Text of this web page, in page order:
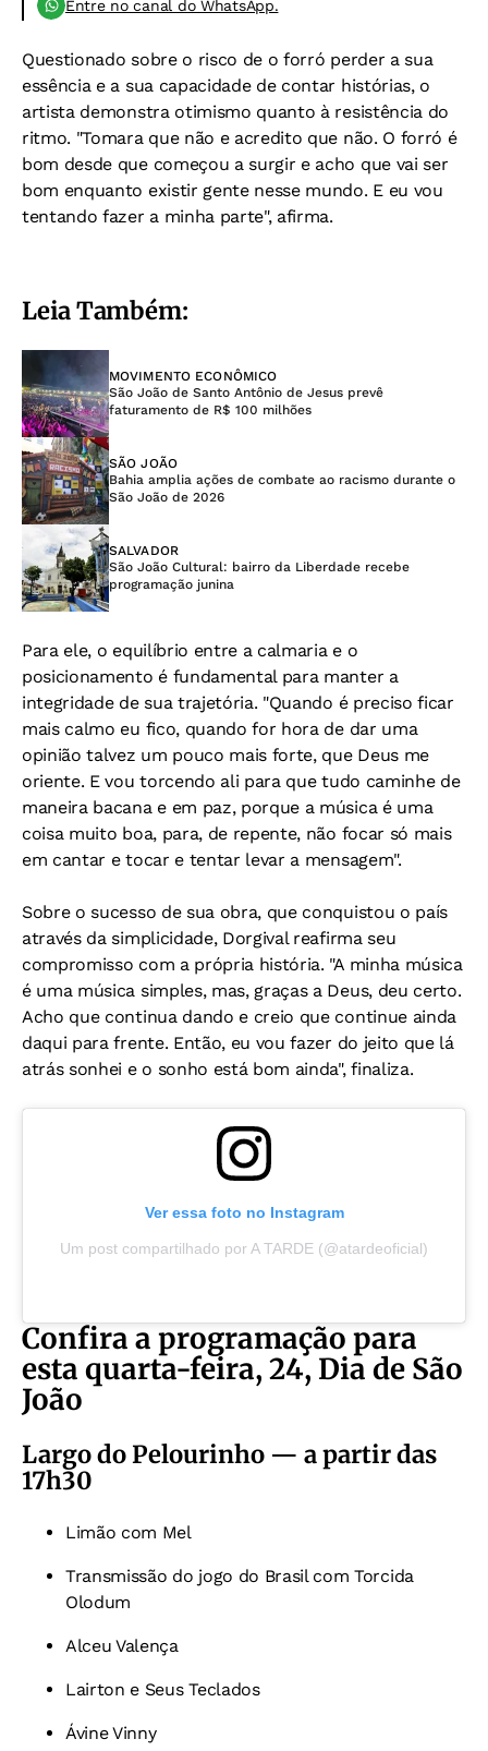
Entre no canal do WhatsApp.
Questionado sobre o risco de o forró perder a sua
essência e a sua capacidade de contar histórias, o
artista demonstra otimismo quanto à resistência do
ritmo. "Tomara que não e acredito que não. O forró é
bom desde que começou a surgir e acho que vai ser
bom enquanto existir gente nesse mundo. E eu vou
tentando fazer a minha parte", afirma.
Leia Também:
MOVIMENTO ECONÔMICO
São João de Santo Antônio de Jesus prevê
faturamento de R$ 100 milhões
SÃO JOÃO
Bahia amplia ações de combate ao racismo durante o
São João de 2026
SALVADOR
São João Cultural: bairro da Liberdade recebe
programação junina
Para ele, o equilíbrio entre a calmaria e o
posicionamento é fundamental para manter a
integridade de sua trajetória. "Quando é preciso ficar
mais calmo eu fico, quando for hora de dar uma
opinião talvez um pouco mais forte, que Deus me
oriente. E vou torcendo ali para que tudo caminhe de
maneira bacana e em paz, porque a música é uma
coisa muito boa, para, de repente, não focar só mais
em cantar e tocar e tentar levar a mensagem".
Sobre o sucesso de sua obra, que conquistou o país
através da simplicidade, Dorgival reafirma seu
compromisso com a própria história. "A minha música
é uma música simples, mas, graças a Deus, deu certo.
Acho que continua dando e creio que continue ainda
daqui para frente. Então, eu vou fazer do jeito que lá
atrás sonhei e o sonho está bom ainda", finaliza.
Ver essa foto no Instagram
Um post compartilhado por A TARDE (@atardeoficial)
Confira a programação para
esta quarta-feira, 24, Dia de São
João
Largo do Pelourinho — a partir das
17h30
Limão com Mel
Transmissão do jogo do Brasil com Torcida
Olodum
Alceu Valença
Lairton e Seus Teclados
Ávine Vinny